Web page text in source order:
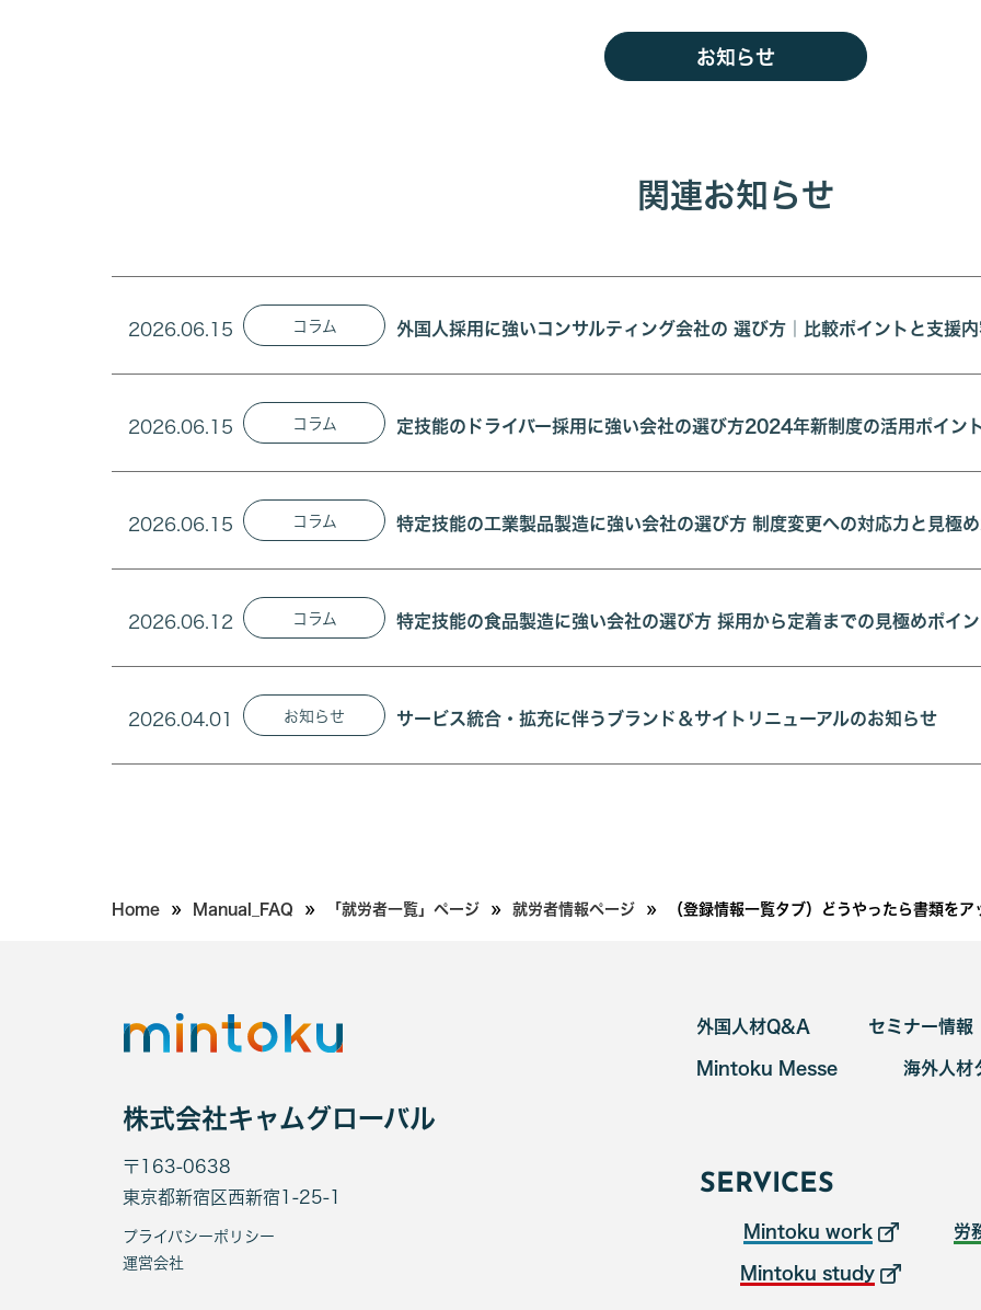
お知らせ
関連お知らせ
2026.06.15 コラム 外国人採用に強いコンサルティング会社の 選び方｜比較ポイントと支援
2026.06.15 コラム 定技能のドライバー採用に強い会社の選び方2024年新制度の活用ポイン
2026.06.15 コラム 特定技能の工業製品製造に強い会社の選び方 制度変更への対応力と見極
2026.06.12 コラム 特定技能の食品製造に強い会社の選び方 採用から定着までの見極めポイン
2026.04.01 お知らせ サービス統合・拡充に伴うブランド＆サイトリニューアルのお知らせ
Home » Manual_FAQ » 「就労者一覧」ページ » 就労者情報ページ » （登録情報一覧タブ）どうやったら書類をア
株式会社キャムグローバル
〒163-0638
東京都新宿区西新宿1-25-1
プライバシーポリシー
運営会社
外国人材Q&A セミナー情報
Mintoku Messe 海外人材
SERVICES
Mintoku work 労
Mintoku study